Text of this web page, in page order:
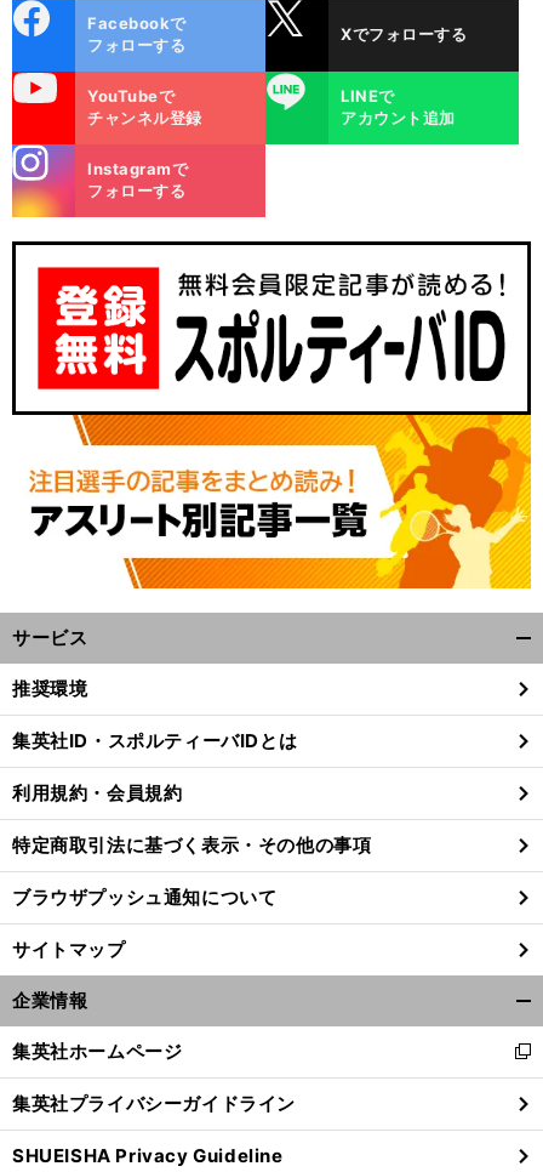
本代表は「
いた相手を崩せなかった
のではない
どのようにオマーンの術中にはめられたのか
ok
Facebookで
フォローする
Xでフォローする
YouTubeで
チャンネル登録
LINE
LINEで
アカウント追加
m
Instagramで
フォローする
サービス
閉
る
推奨環境
集英社ID・スポルティーバIDとは
利用規約・会員規約
特定商取引法に基づく表示・その他の事項
ブラウザプッシュ通知について
サイトマップ
企業情報
閉
る
集英社ホームページ
新
し
い
ウ
ィ
集英社プライバシーガイドライン
SHUEISHA Privacy Guideline